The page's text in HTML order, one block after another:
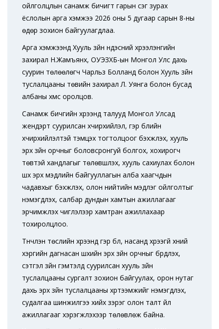
ойлголцлын санамж бичигт гарын үсэг зурах
ёслолын арга хэмжээ 2026 оны 5 дугаар сарын 8-ны
өдөр зохион байгуулагдлаа.
Арга хэмжээнд Хууль зүйн үндэсний хүрээлэнгийн
захирал Н.Жамъянхүү, ОУЭЗХБ-ын Монгол Улс дахь
суурин төлөөлөгч Чарльз Болланд болон Хууль зүйн
туслалцааны төвийн захирал Л. Уянга болон бусад
албаны хүмүүс оролцов.
Санамж бичгийн хүрээнд талууд Монгол Улсад
жендэрт суурилсан хүчирхийлэл, гэр бүлийн
хүчирхийлэлтэй тэмцэх тогтолцоог бэхжүүлэх, хууль
эрх зүйн орчныг боловсронгуй болгох, хохирогч
төвтэй хандлагыг төлөвшүүлэх, хууль сахиулах болон
шүүх эрх мэдлийн байгууллагын алба хаагчдын
чадавхыг бэхжүүлэх, олон нийтийн мэдлэг ойлголтыг
нэмэгдүүлэх, салбар дундын хамтын ажиллагааг
эрчимжүүлэх чиглэлээр хамтран ажиллахаар
тохиролцлоо.
Түүнчлэн төслийн хүрээнд гэр бүл, насанд хүрээгүй хүний
хэргийн дагнасан шүүхийн эрх зүйн орчныг бүрдүүлэх,
сэтгэл зүйн гэмтэлд суурилсан хууль зүйн
туслалцааны сургалт зохион байгуулах, орон нутаг
дахь эрх зүйн туслалцааны хүртээмжийг нэмэгдүүлэх,
судалгаа шинжилгээ хийх зэрэг олон талт үйл
ажиллагааг хэрэгжүүлэхээр төлөвлөж байна.